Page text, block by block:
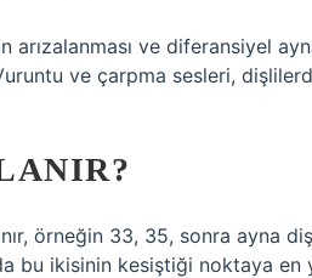
arızalanması ve diferansiyel
ve çarpma sesleri,
örneğin 33, 35, sonra ayna diş
bu ikisinin kesiştiği noktaya en